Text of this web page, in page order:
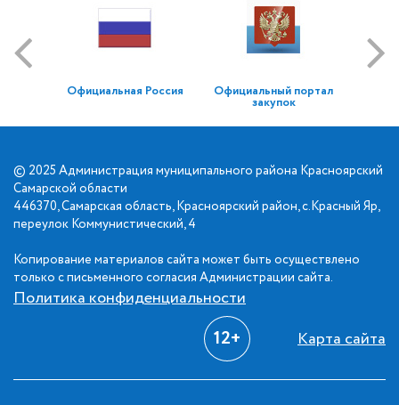
Официальная Россия Официальный портал
закупок
© 2025 Администрация муниципального района Красноярский
Самарской области
446370, Самарская область, Красноярский район, с.Красный Яр,
переулок Коммунистический, 4
Копирование материалов сайта может быть осуществлено
только с письменного согласия Администрации сайта.
Политика конфиденциальности
12+ Карта сайта